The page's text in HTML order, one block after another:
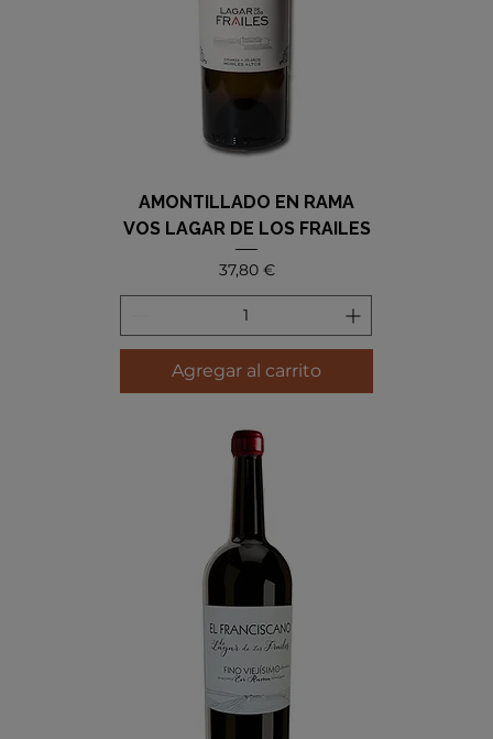
AMONTILLADO EN RAMA
VOS LAGAR DE LOS FRAILES
Precio
37,80 €
Agregar al carrito